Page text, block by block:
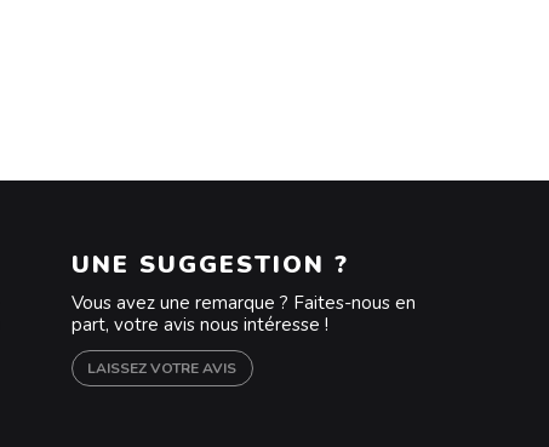
UNE SUGGESTION ?
Vous avez une remarque ? Faites-nous en
part, votre avis nous intéresse !
LAISSEZ VOTRE AVIS